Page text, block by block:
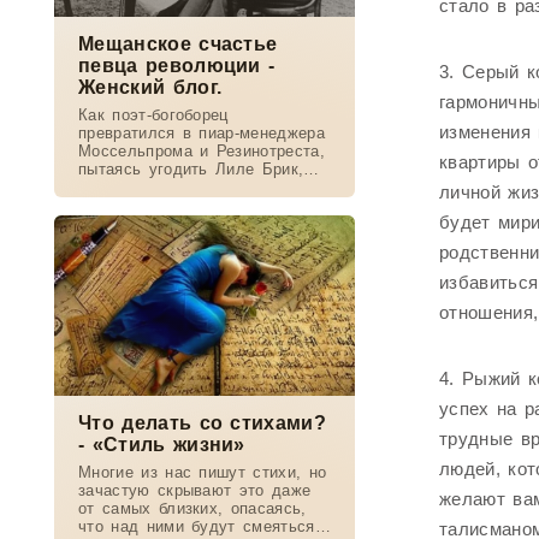
Мещанское счастье
певца революции -
Женский блог.
Как поэт-богоборец
превратился в пиар-менеджера
Моссельпрома и Резинотреста,
пытаясь угодить Лиле Брик,
стал советским буржуа, а не
вторым
Что делать со стихами?
- «Стиль жизни»
Многие из нас пишут стихи, но
зачастую скрывают это даже
от самых близких, опасаясь,
что над ними будут смеяться
стало в
3. Серый
квартиры
личной
будет
4. Рыжий
успех на
трудные
людей,
желают